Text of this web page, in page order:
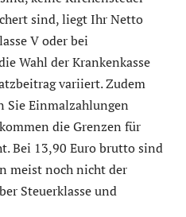
sind, liegt Ihr Netto
V oder bei
Wahl der Krankenkasse
variiert. Zudem
Sie Einmalzahlungen
die Grenzen für
Bei 13,90 Euro brutto sind
meist noch nicht der
Steuerklasse und